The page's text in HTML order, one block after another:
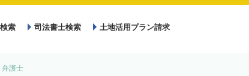
索 司法書士検索 土地活用プラン請求
護士